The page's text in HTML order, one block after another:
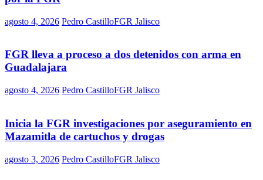
agosto 4, 2026 Pedro CastilloFGR Jalisco
FGR lleva a proceso a dos detenidos con arma en
Guadalajara
agosto 4, 2026 Pedro CastilloFGR Jalisco
Inicia la FGR investigaciones por aseguramiento en
Mazamitla de cartuchos y drogas
agosto 3, 2026 Pedro CastilloFGR Jalisco